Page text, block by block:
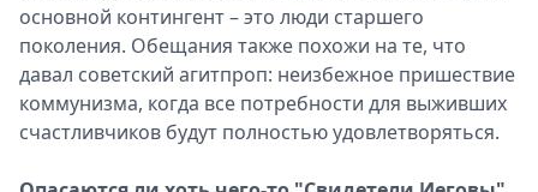
основной контингент – это люди старшего
поколения. Обещания также похожи на те, что
давал советский агитпроп: неизбежное пришествие
коммунизма, когда все потребности для выживших
счастливчиков будут полностью удовлетворяться.